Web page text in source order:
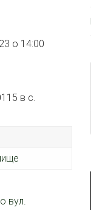
о 14:00
в с.
вул.